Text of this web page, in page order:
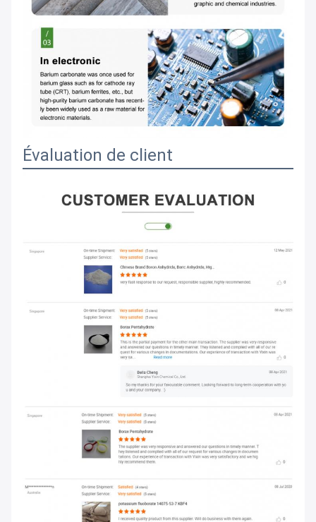
Évaluation de client